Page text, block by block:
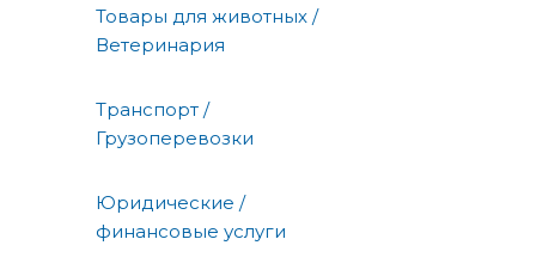
Товары для животных /
Ветеринария
Транспорт /
Грузоперевозки
Юридические /
финансовые услуги